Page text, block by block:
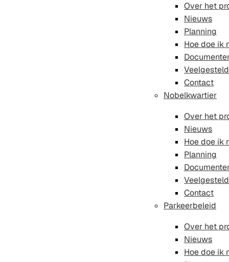
Over het
Nieuws
Planning
Hoe doe ik
Contact
Nobelkwartier
Over het
Nieuws
Hoe doe ik
Planning
Contact
Parkeerbeleid
Over het
Nieuws
Hoe doe ik